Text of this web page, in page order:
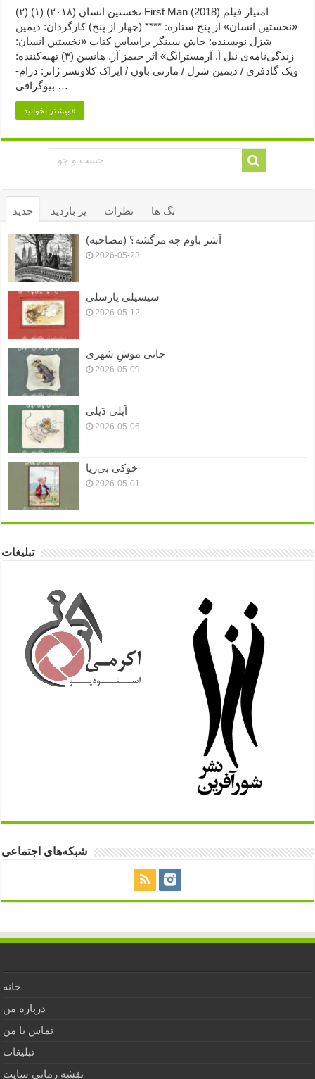
نخستین انسان (۲۰۱۸) (۱) (۲) First Man (2018) امتیاز فیلم
«نخستین انسان» از پنج ستاره: **** (چهار از پنج) کارگردان: دیمین
شزل نویسنده: جاش سینگر براساس کتاب «نخستین انسان:
زندگی‌نامه‌ی نیل آ. آرمسترانگ» اثر جیمز آر. هانسن (۳) تهیه‌کننده:
ویک گادفری / دیمین شزل / مارتی باون / ایزاک کلاونسر ژانر: درام-
بیوگرافی …
بیشتر بخوانید »
جدید پر بازدید نظرات تگ ها
آشر باوم چه مرگشه؟ (مصاحبه)
2026-05-23
سیسیلی پارسلی
2026-05-12
جانی موشِ شهری
2026-05-09
اَپلی دَپلی
2026-05-06
خوکی بی‌ریا
2026-05-01
تبلیغات
شبکه‌های اجتماعی
خانه
درباره من
تماس با من
تبلیغات
نقشه زمانی سایت